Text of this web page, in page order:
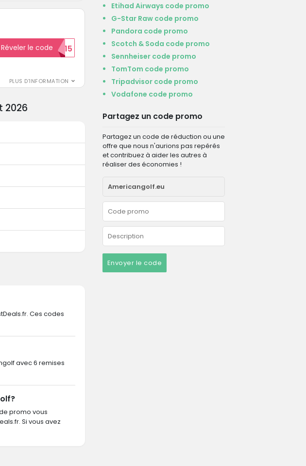
PLUS D'INFORMATION
Réveler le codeECON15
Etihad Airways code promo
G-Star Raw code promo
Pandora code promo
Scotch & Soda code promo
Sennheiser code promo
TomTom code promo
Tripadvisor code promo
Vodafone code promo
Partagez un code promo
Partagez un code de réduction ou une
offre que nous n'aurions pas repérés
et contribuez à aider les autres à
réaliser des économies !
Envoyer le code
2026
Ces codes
avec 6 remises
promo vous
Si vous avez